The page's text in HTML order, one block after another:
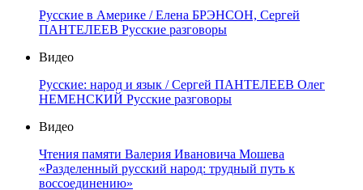
Русские в Америке / Елена БРЭНСОН, Сергей
ПАНТЕЛЕЕВ Русские разговоры
Видео
Русские: народ и язык / Сергей ПАНТЕЛЕЕВ Олег
НЕМЕНСКИЙ Русские разговоры
Видео
Чтения памяти Валерия Ивановича Мошева
«Разделенный русский народ: трудный путь к
воссоединению»